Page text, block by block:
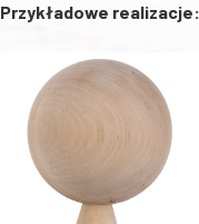
Przykładowe realizacje: